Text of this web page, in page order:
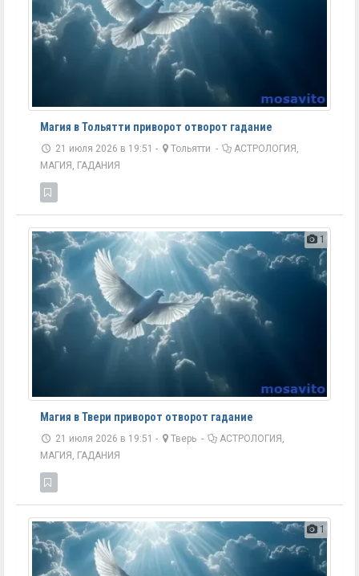
Магия в Тольятти приворот отворот гадание
21 июля 2026 в 19:51 - Тольятти -
АСТРОЛОГИЯ,
МАГИЯ, ГАДАНИЯ
1
Магия в Твери приворот отворот гадание
21 июля 2026 в 19:51 - Тверь -
АСТРОЛОГИЯ,
МАГИЯ, ГАДАНИЯ
1